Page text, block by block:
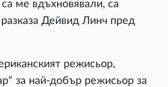
ме вдъхновявали, са
Дейвид Линч пред
режисьор,
за най-добър режисьор за